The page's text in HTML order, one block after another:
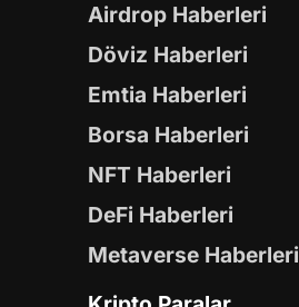
Airdrop Haberleri
Döviz Haberleri
Emtia Haberleri
Borsa Haberleri
NFT Haberleri
DeFi Haberleri
Metaverse Haberleri